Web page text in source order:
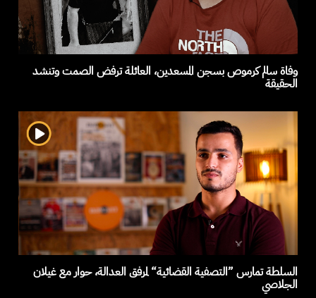
وفاة سالم كرموص بسجن المسعدين، العائلة ترفض الصمت وتنشد
الحقيقة
السلطة تمارس ”التصفية القضائية“ لمرفق العدالة، حوار مع غيلان
الجلاصي